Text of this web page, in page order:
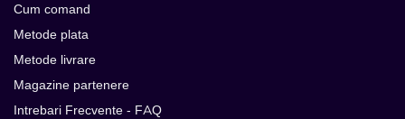
Cum comand
Metode plata
Metode livrare
Magazine partenere
Intrebari Frecvente - FAQ